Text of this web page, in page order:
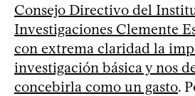
Consejo Directivo del
Investigaciones Clemente
con extrema claridad la
investigación básica y nos
concebirla como un gasto.